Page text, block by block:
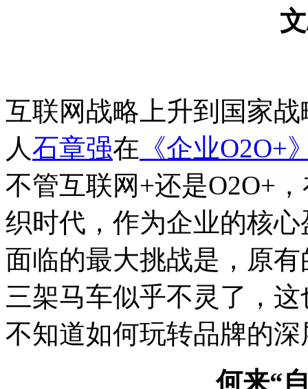
文
互联网战略上升到国家
人石章强在 《企业O2O+
不管互联网+还是O2O+
织时代，作为企业的核
面临的最大挑战是，原
三架马车似乎不灵了，
不知道如何玩转品牌的
何来“